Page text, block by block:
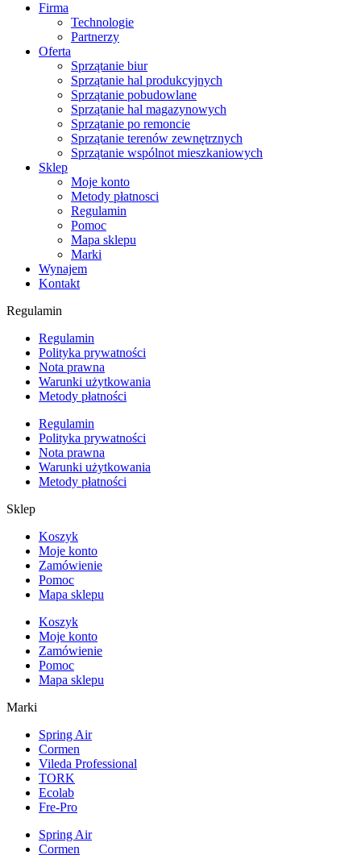
Firma
Technologie
Partnerzy
Oferta
Sprzątanie biur
Sprzątanie hal produkcyjnych
Sprzątanie pobudowlane
Sprzątanie hal magazynowych
Sprzątanie po remoncie
Sprzątanie terenów zewnętrznych
Sprzątanie wspólnot mieszkaniowych
Sklep
Moje konto
Metody płatnosci
Regulamin
Pomoc
Mapa sklepu
Marki
Wynajem
Kontakt
Regulamin
Regulamin
Polityka prywatności
Nota prawna
Warunki użytkowania
Metody płatności
Regulamin
Polityka prywatności
Nota prawna
Warunki użytkowania
Metody płatności
Sklep
Koszyk
Moje konto
Zamówienie
Pomoc
Mapa sklepu
Koszyk
Moje konto
Zamówienie
Pomoc
Mapa sklepu
Marki
Spring Air
Cormen
Vileda Professional
TORK
Ecolab
Fre-Pro
Spring Air
Cormen